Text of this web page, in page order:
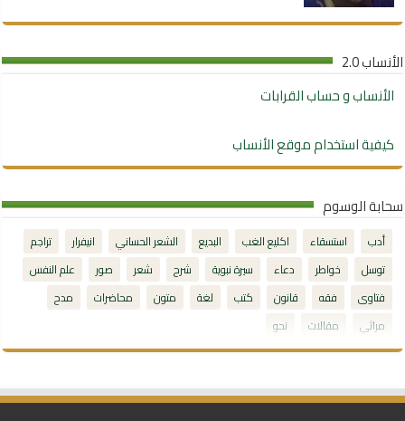
الأنساب 2.0
الأنساب و حساب القرابات
كيفية استخدام موقع الأنساب
سحابة الوسوم
أدب استسقاء اكليع الغب البديع الشعر الحساني انيفرار
تراجم
توسل
خواطر دعاء سيرة نبوية شرح شعر صور
علم النفس
فتاوى
فقه قانون كتب لغة متون محاضرات
مدح
مراثي
مقالات نحو